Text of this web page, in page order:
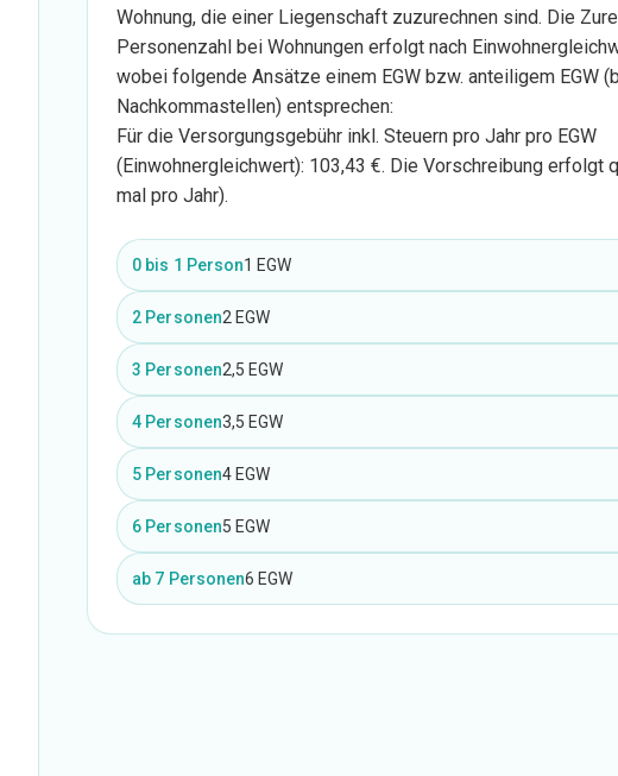
Wohnung, die einer Liegenschaft zuzurechnen sind. Die
Personenzahl bei Wohnungen erfolgt nach
wobei folgende Ansätze einem EGW bzw. anteiligem EGW
Nachkommastellen) entsprechen:
Für die Versorgungsgebühr inkl. Steuern pro Jahr pro EGW
(Einwohnergleichwert): 103,43 €. Die Vorschreibung erfolgt
mal pro Jahr).
0 bis 1 Person1 EGW
2 Personen2 EGW
3 Personen2,5 EGW
4 Personen3,5 EGW
5 Personen4 EGW
6 Personen5 EGW
ab 7 Personen6 EGW